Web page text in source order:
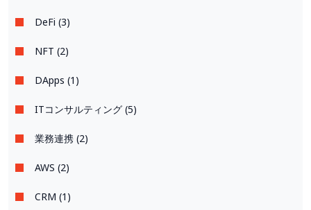
DeFi (3)
NFT (2)
DApps (1)
ITコンサルティング (5)
業務連携 (2)
AWS (2)
CRM (1)